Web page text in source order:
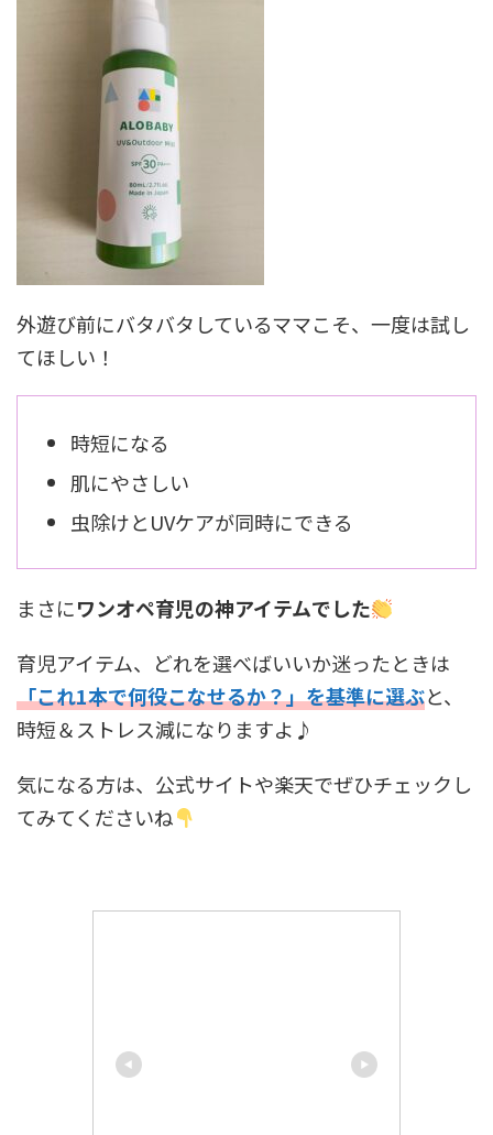
外遊び前にバタバタしているママこそ、一度は試し
てほしい！
時短になる
肌にやさしい
虫除けとUVケアが同時にできる
まさにワンオペ育児の神アイテムでした
育児アイテム、どれを選べばいいか迷ったときは
「これ1本で何役こなせるか？」を基準に選ぶと、
時短＆ストレス減になりますよ♪
気になる方は、公式サイトや楽天でぜひチェックし
てみてくださいね